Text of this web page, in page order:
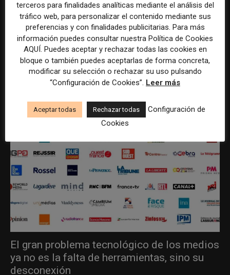
REDACCIÓN
ÚLTIMOS ARTÍCULOS
El gran problema tecnológico de los medios
ya no es la falta de herramientas, sino su
desconexión
terceros para finalidades analíticas mediante el análisis del
tráfico web, para personalizar el contenido mediante sus
preferencias y con finalidades publicitarias. Para más
información puedes consultar nuestra Política de Cookies
AQUÍ. Puedes aceptar y rechazar todas las cookies en
bloque o también puedes aceptarlas de forma concreta,
modificar su selección o rechazar su uso pulsando
“Configuración de Cookies”. Leer más
Aceptar todas Rechazar todas
Configuración de
Cookies